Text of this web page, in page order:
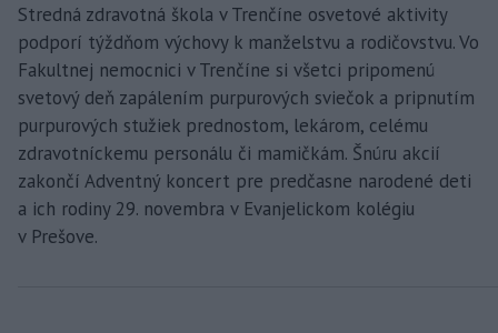
Stredná zdravotná škola v Trenčíne osvetové aktivity
podporí týždňom výchovy k manželstvu a rodičovstvu. Vo
Fakultnej nemocnici v Trenčíne si všetci pripomenú
svetový deň zapálením purpurových sviečok a pripnutím
purpurových stužiek prednostom, lekárom, celému
zdravotníckemu personálu či mamičkám. Šnúru akcií
zakončí Adventný koncert pre predčasne narodené deti
a ich rodiny 29. novembra v Evanjelickom kolégiu
v Prešove.